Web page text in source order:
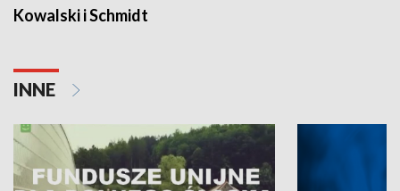
Kowalski i Schmidt
INNE